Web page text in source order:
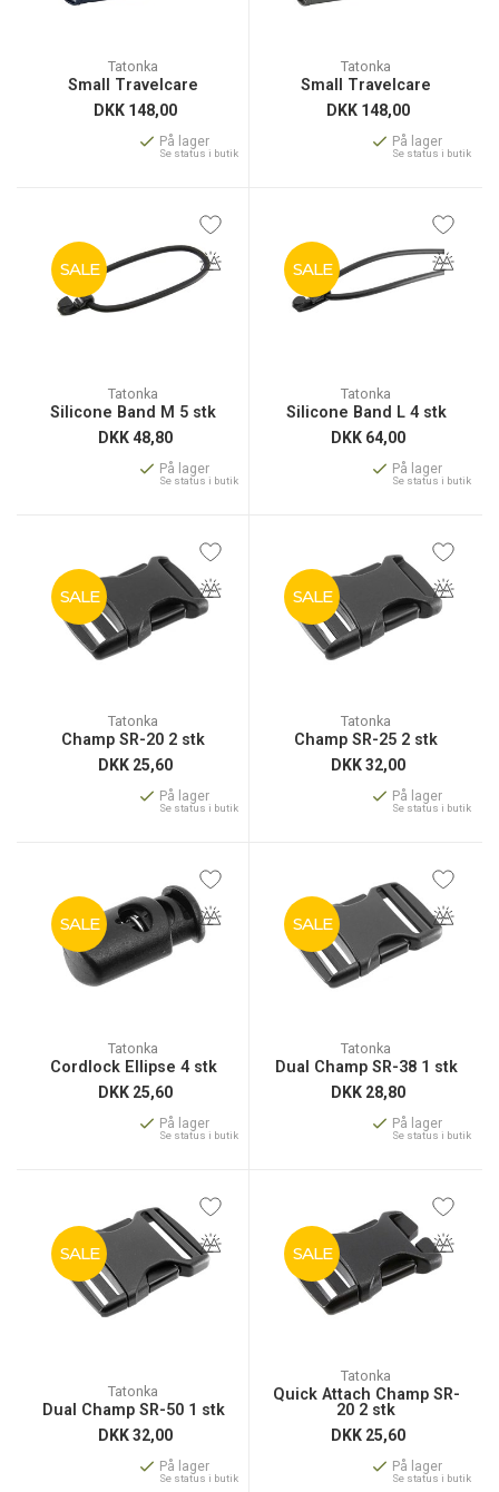
Tatonka
Small Travelcare
DKK 148,00
På lager
Se status i butik
Tatonka
Small Travelcare
DKK 148,00
På lager
Se status i butik
SALE
Tatonka
Silicone Band M 5 stk
DKK48,80
På lager
Se status i butik
SALE
Tatonka
Silicone Band L 4 stk
DKK 64,00
På lager
Se status i butik
SALE
Tatonka
Champ SR-20 2 stk
DKK 25,60
På lager
Se status i butik
SALE
Tatonka
Champ SR-25 2 stk
DKK32,00
På lager
Se status i butik
SALE
Tatonka
Cordlock Ellipse 4 stk
DKK 25,60
På lager
Se status i butik
SALE
Tatonka
Dual Champ SR-38 1 stk
DKK 28,80
På lager
Se status i butik
SALE
Tatonka
Dual Champ SR-50 1 stk
DKK32,00
På lager
Se status i butik
SALE
Tatonka
Quick Attach Champ SR-
20 2 stk
DKK 25,60
På lager
Se status i butik